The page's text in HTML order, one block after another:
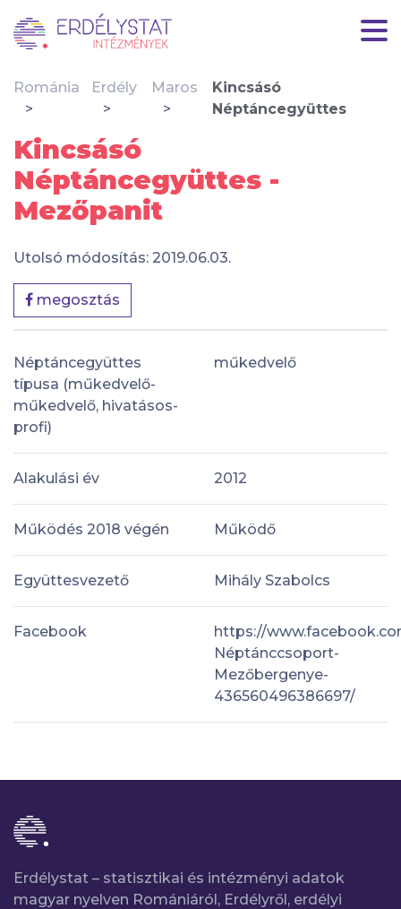
Románia Erdély Maros
Kincsásó
Néptáncegyüttes
Kincsásó
Néptáncegyüttes -
Mezőpanit
Utolsó módosítás: 2019.06.03.
megosztás
Néptáncegyüttes
típusa (műkedvelő-
műkedvelő, hivatásos-
profi)
műkedvelő
Alakulási év 2012
Működés 2018 végén Működő
Együttesvezető Mihály Szabolcs
Facebook
https://
Néptánccsoport-
Mezőbergenye-
436560496386697/
Erdélystat – statisztikai és intézményi adatok
magyar nyelven Romániáról, Erdélyről, erdélyi